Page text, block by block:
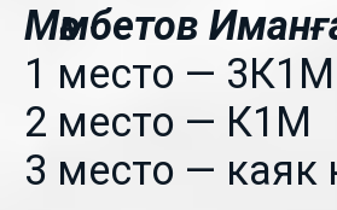
Мәмбетов
1 место — 3К1М
2 место — К1М
3 место — каяк